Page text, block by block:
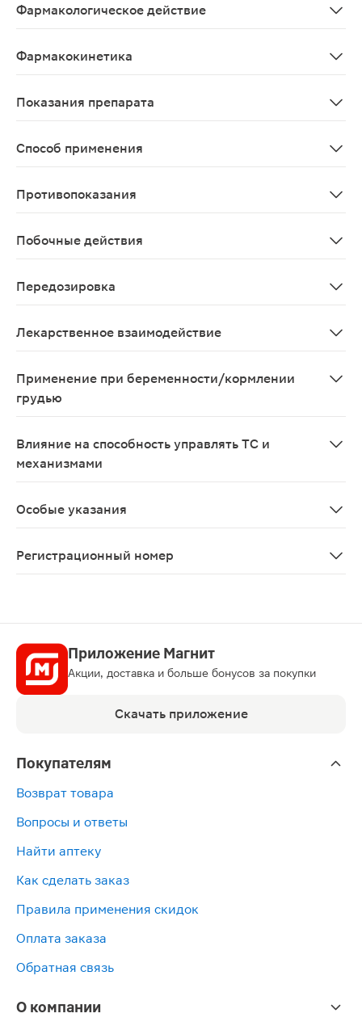
Фармакологическое действие
Фармакокинетика
Показания препарата
Способ применения
Противопоказания
Побочные действия
Передозировка
Лекарственное взаимодействие
Применение при беременности/кормлении
грудью
Влияние на способность управлять ТС и
механизмами
Особые указания
Регистрационный номер
Приложение Магнит
Акции, доставка и больше бонусов за покупки
Скачать приложение
Покупателям
Возврат товара
Вопросы и ответы
Найти аптеку
Как сделать заказ
Правила применения скидок
Оплата заказа
Обратная связь
О компании